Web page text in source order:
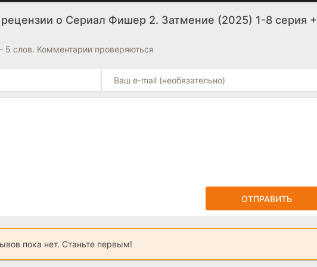
о Сериал Фишер 2. Затмение (2025) 1-8 серия +
5 слов. Комментарии проверяються
ОТПРАВИТЬ
пока нет. Станьте первым!